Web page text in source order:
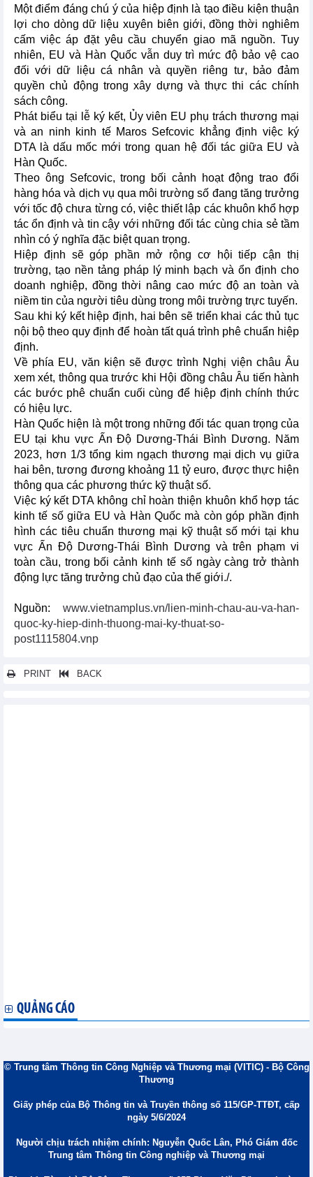
Một điểm đáng chú ý của hiệp định là tạo điều kiện thuận
lợi cho dòng dữ liệu xuyên biên giới, đồng thời nghiêm
cấm việc áp đặt yêu cầu chuyển giao mã nguồn. Tuy
nhiên, EU và Hàn Quốc vẫn duy trì mức độ bảo vệ cao
đối với dữ liệu cá nhân và quyền riêng tư, bảo đảm
quyền chủ động trong xây dựng và thực thi các chính
sách công.
Phát biểu tại lễ ký kết, Ủy viên EU phụ trách thương mại
và an ninh kinh tế Maros Sefcovic khẳng định việc ký
DTA là dấu mốc mới trong quan hệ đối tác giữa EU và
Hàn Quốc.
Theo ông Sefcovic, trong bối cảnh hoạt động trao đổi
hàng hóa và dịch vụ qua môi trường số đang tăng trưởng
với tốc độ chưa từng có, việc thiết lập các khuôn khổ hợp
tác ổn định và tin cậy với những đối tác cùng chia sẻ tầm
nhìn có ý nghĩa đặc biệt quan trọng.
Hiệp định sẽ góp phần mở rộng cơ hội tiếp cận thị
trường, tạo nền tảng pháp lý minh bạch và ổn định cho
doanh nghiệp, đồng thời nâng cao mức độ an toàn và
niềm tin của người tiêu dùng trong môi trường trực tuyến.
Sau khi ký kết hiệp định, hai bên sẽ triển khai các thủ tục
nội bộ theo quy định để hoàn tất quá trình phê chuẩn hiệp
định.
Về phía EU, văn kiện sẽ được trình Nghị viện châu Âu
xem xét, thông qua trước khi Hội đồng châu Âu tiến hành
các bước phê chuẩn cuối cùng để hiệp định chính thức
có hiệu lực.
Hàn Quốc hiện là một trong những đối tác quan trọng của
EU tại khu vực Ấn Độ Dương-Thái Bình Dương. Năm
2023, hơn 1/3 tổng kim ngạch thương mại dịch vụ giữa
hai bên, tương đương khoảng 11 tỷ euro, được thực hiện
thông qua các phương thức kỹ thuật số.
Việc ký kết DTA không chỉ hoàn thiện khuôn khổ hợp tác
kinh tế số giữa EU và Hàn Quốc mà còn góp phần định
hình các tiêu chuẩn thương mại kỹ thuật số mới tại khu
vực Ấn Độ Dương-Thái Bình Dương và trên phạm vi
toàn cầu, trong bối cảnh kinh tế số ngày càng trở thành
động lực tăng trưởng chủ đạo của thế giới./.
Nguồn: www.vietnamplus.vn/lien-minh-chau-au-va-han-
quoc-ky-hiep-dinh-thuong-mai-ky-thuat-so-
post1115804.vnp
PRINT BACK
QUẢNG CÁO
© Trung tâm Thông tin Công Nghiệp và Thương mại (VITIC) - Bộ Công
Thương
Giấy phép của Bộ Thông tin và Truyền thông số 115/GP-TTĐT, cấp
ngày 5/6/2024
Người chịu trách nhiệm chính: Nguyễn Quốc Lân, Phó Giám đốc
Trung tâm Thông tin Công nghiệp và Thương mại